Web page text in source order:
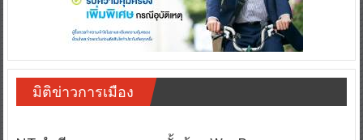
มิติข่าวการเมือง